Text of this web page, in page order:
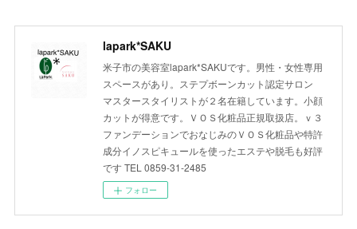
lapark*SAKU
米子市の美容室lapark*SAKUです。男性・女性専用
スペースがあり。ステプボーンカット認定サロン
マスタースタイリストが２名在籍しています。小顔
カットが得意です。ＶＯＳ化粧品正規取扱店。ｖ３
ファンデーションでおなじみのＶＯＳ化粧品や特許
成分イノスピキュールを使ったエステや脱毛も好評
です TEL 0859-31-2485
フォロー